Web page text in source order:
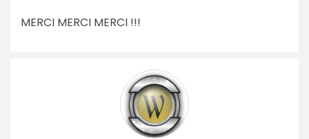
MERCI MERCI MERCI !!!